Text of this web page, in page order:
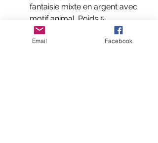
fantaisie mixte en argent avec
motif animal. Poids 5
grammes.
Composition et labels :
Email Facebook